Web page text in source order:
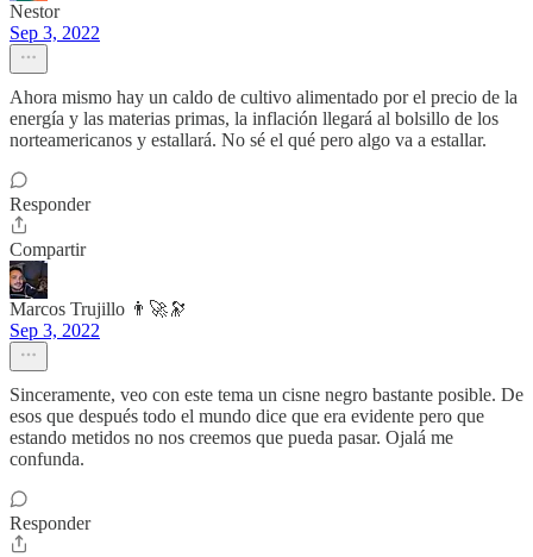
Nestor
Sep 3, 2022
Ahora mismo hay un caldo de cultivo alimentado por el precio de la
energía y las materias primas, la inflación llegará al bolsillo de los
norteamericanos y estallará. No sé el qué pero algo va a estallar.
Responder
Compartir
Marcos Trujillo 👨‍🚀🔭
Sep 3, 2022
Sinceramente, veo con este tema un cisne negro bastante posible. De
esos que después todo el mundo dice que era evidente pero que
estando metidos no nos creemos que pueda pasar. Ojalá me
confunda.
Responder